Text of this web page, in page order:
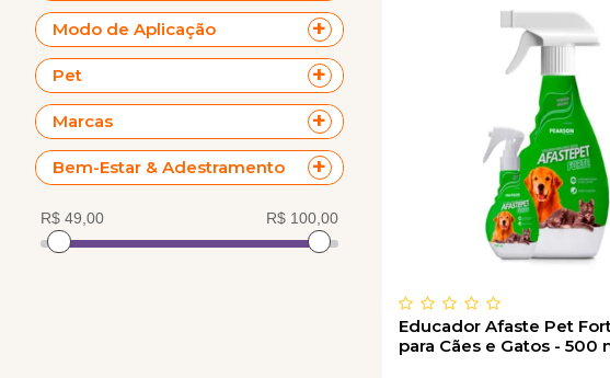
Modo de Aplicação
Pet
Marcas
Bem-Estar & Adestramento
Educador Afaste Pet
para Cães e Gatos - 500